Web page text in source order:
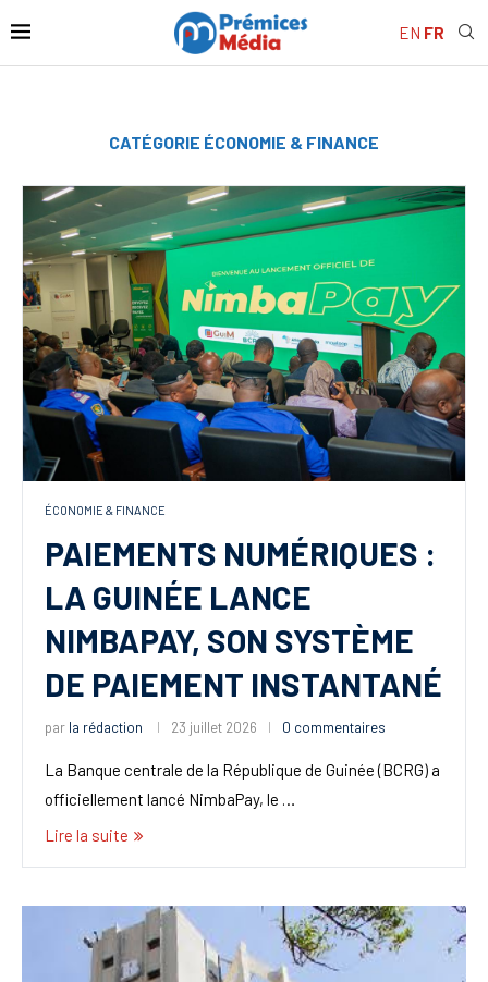
EN FR
CATÉGORIE ÉCONOMIE & FINANCE
ÉCONOMIE & FINANCE
PAIEMENTS NUMÉRIQUES :
LA GUINÉE LANCE
NIMBAPAY, SON SYSTÈME
DE PAIEMENT INSTANTANÉ
par la rédaction 23 juillet 2026 0 commentaires
La Banque centrale de la République de Guinée (BCRG) a
officiellement lancé NimbaPay, le …
Lire la suite